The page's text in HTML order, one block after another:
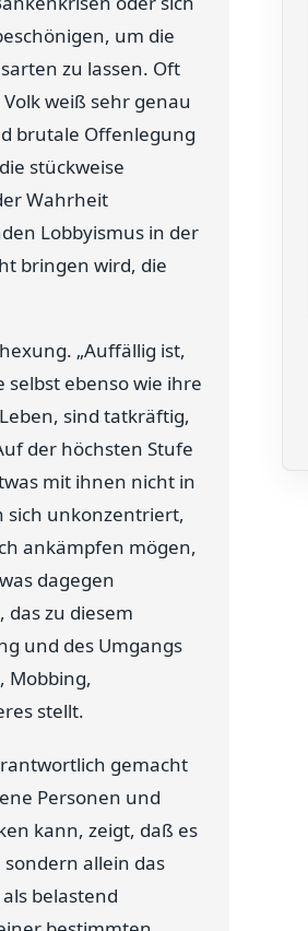
um die
zu lassen. Oft
weiß sehr genau
brutale Offenlegung
stückweise
Wahrheit
Lobbyismus in der
bringen wird, die
„Auffällig ist,
ebenso wie ihre
sind tatkräftig,
der höchsten Stufe
mit ihnen nicht in
sich unkonzentriert,
ankämpfen mögen,
dagegen
das zu diesem
und des Umgangs
Mobbing,
stellt.
gemacht
Personen und
kann, zeigt, daß es
allein das
belastend